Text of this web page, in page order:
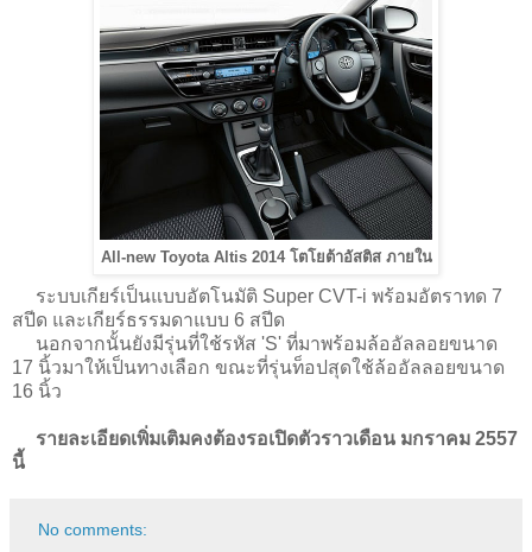
All-new Toyota Altis 2014 โตโยต้าอัสติส ภายใน
ระบบเกียร์เป็นแบบอัตโนมัติ Super CVT-i พร้อมอัตราทด 7
สปีด และเกียร์ธรรมดาแบบ 6 สปีด
นอกจากนั้นยังมีรุ่นที่ใช้รหัส 'S' ที่มาพร้อมล้ออัลลอยขนาด
17 นิ้วมาให้เป็นทางเลือก ขณะที่รุ่นท็อปสุดใช้ล้ออัลลอยขนาด
16 นิ้ว
รายละเอียดเพิ่มเติมคงต้องรอเปิดตัวราวเดือน มกราคม 2557
นี้
No comments: